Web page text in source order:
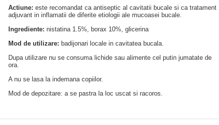
Actiune: este recomandat ca antiseptic al cavitatii bucale si ca tratament
adjuvant in inflamatii de diferite etiologii ale mucoasei bucale.
Ingrediente: nistatina 1.5%, borax 10%, glicerina
Mod de utilizare: badijonari locale in cavitatea bucala.
Dupa utilizare nu se consuma lichide sau alimente cel putin jumatate de
ora.
A nu se lasa la indemana copiilor.
Mod de depozitare: a se pastra la loc uscat si racoros.